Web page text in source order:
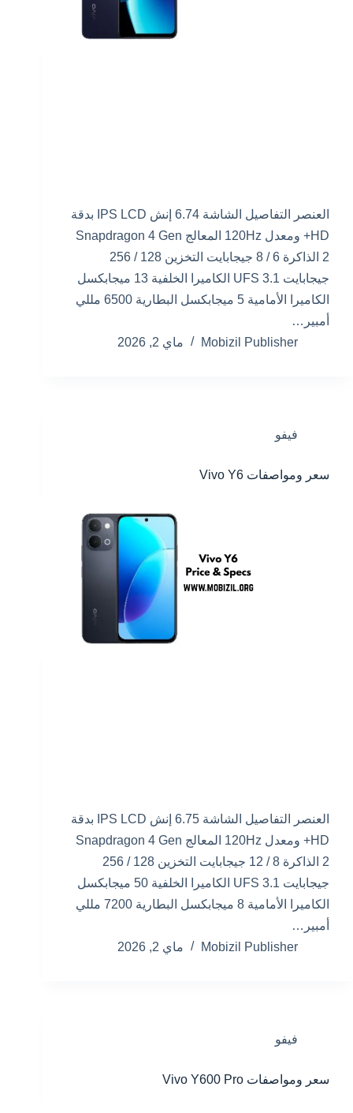
العنصر التفاصيل الشاشة 6.74 إنش IPS LCD بدقة
HD+ ومعدل 120Hz المعالج Snapdragon 4 Gen
2 الذاكرة 6 / 8 جيجابايت التخزين 128 / 256
جيجابايت UFS 3.1 الكاميرا الخلفية 13 ميجابكسل
الكاميرا الأمامية 5 ميجابكسل البطارية 6500 مللي
أمبير…
Mobizil Publisher
ماي 2, 2026
فيفو
سعر ومواصفات Vivo Y6
العنصر التفاصيل الشاشة 6.75 إنش IPS LCD بدقة
HD+ ومعدل 120Hz المعالج Snapdragon 4 Gen
2 الذاكرة 8 / 12 جيجابايت التخزين 128 / 256
جيجابايت UFS 3.1 الكاميرا الخلفية 50 ميجابكسل
الكاميرا الأمامية 8 ميجابكسل البطارية 7200 مللي
أمبير…
Mobizil Publisher
ماي 2, 2026
فيفو
سعر ومواصفات Vivo Y600 Pro